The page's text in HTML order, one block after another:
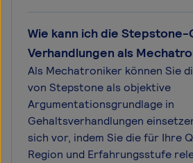
Wie kann ich die
Verhandlungen als
Als Mechatroniker können Sie
von Stepstone als objektive
Argumentationsgrundlage in
Gehaltsverhandlungen
sich vor, indem Sie die für Ihre
Region und Erfahrungsstufe